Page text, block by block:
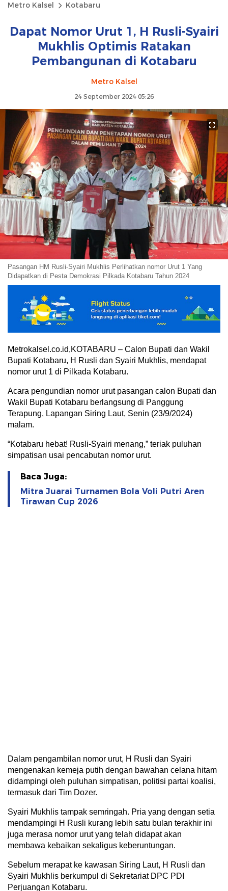
Metro Kalsel Kotabaru
Dapat Nomor Urut 1, H Rusli-Syairi
Mukhlis Optimis Ratakan
Pembangunan di Kotabaru
Metro Kalsel
24 September 2024 05:26
Pasangan HM Rusli-Syairi Mukhlis Perlihatkan nomor Urut 1 Yang
Didapatkan di Pesta Demokrasi Pilkada Kotabaru Tahun 2024
Metrokalsel.co.id,KOTABARU – Calon Bupati dan Wakil
Bupati Kotabaru, H Rusli dan Syairi Mukhlis, mendapat
nomor urut 1 di Pilkada Kotabaru.
Acara pengundian nomor urut pasangan calon Bupati dan
Wakil Bupati Kotabaru berlangsung di Panggung
Terapung, Lapangan Siring Laut, Senin (23/9/2024)
malam.
“Kotabaru hebat! Rusli-Syairi menang,” teriak puluhan
simpatisan usai pencabutan nomor urut.
Baca Juga:
Mitra Juarai Turnamen Bola Voli Putri Aren
Tirawan Cup 2026
Dalam pengambilan nomor urut, H Rusli dan Syairi
mengenakan kemeja putih dengan bawahan celana hitam
didampingi oleh puluhan simpatisan, politisi partai koalisi,
termasuk dari Tim Dozer.
Syairi Mukhlis tampak semringah. Pria yang dengan setia
mendampingi H Rusli kurang lebih satu bulan terakhir ini
juga merasa nomor urut yang telah didapat akan
membawa kebaikan sekaligus keberuntungan.
Sebelum merapat ke kawasan Siring Laut, H Rusli dan
Syairi Mukhlis berkumpul di Sekretariat DPC PDI
Perjuangan Kotabaru.